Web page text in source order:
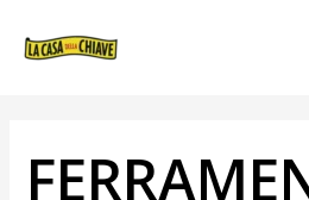
ARTICOLI